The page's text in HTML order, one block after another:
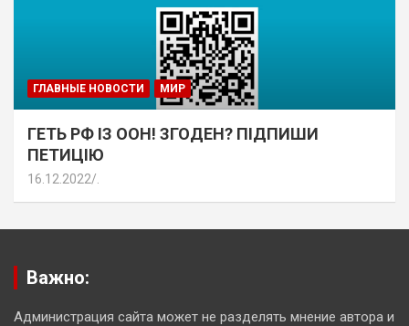
ГЛАВНЫЕ НОВОСТИ МИР
ГЕТЬ РФ ІЗ ООН! ЗГОДЕН? ПІДПИШИ
ПЕТИЦІЮ
16.12.2022
Важно:
Администрация сайта может не разделять мнение автора и